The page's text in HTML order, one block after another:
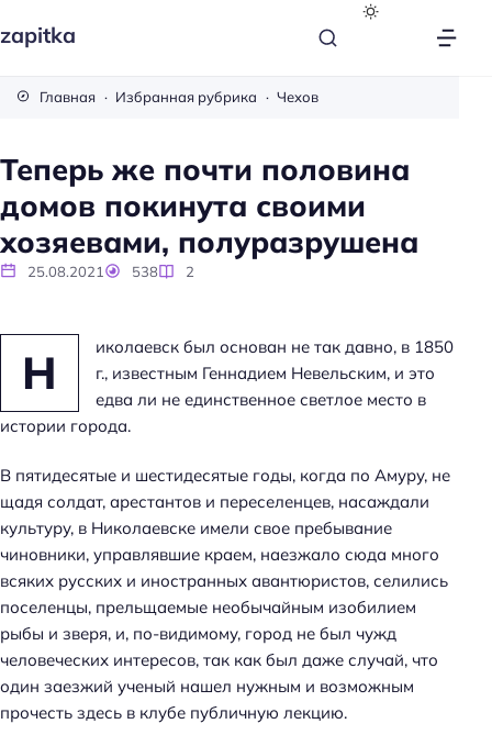
zapitka
Главная Избранная рубрика Чехов
Теперь же почти половина
домов покинута своими
хозяевами, полуразрушена
25.08.2021 538 2
Н
иколаевск был основан не так давно, в 1850
г., известным Геннадием Невельским, и это
едва ли не единственное светлое место в
истории города.
В пятидесятые и шестидесятые годы, когда по Амуру, не
щадя солдат, арестантов и переселенцев, насаждали
культуру, в Николаевске имели свое пребывание
чиновники, управлявшие краем, наезжало сюда много
всяких русских и иностранных авантюристов, селились
поселенцы, прельщаемые необычайным изобилием
рыбы и зверя, и, по-видимому, город не был чужд
человеческих интересов, так как был даже случай, что
один заезжий ученый нашел нужным и возможным
прочесть здесь в клубе публичную лекцию.